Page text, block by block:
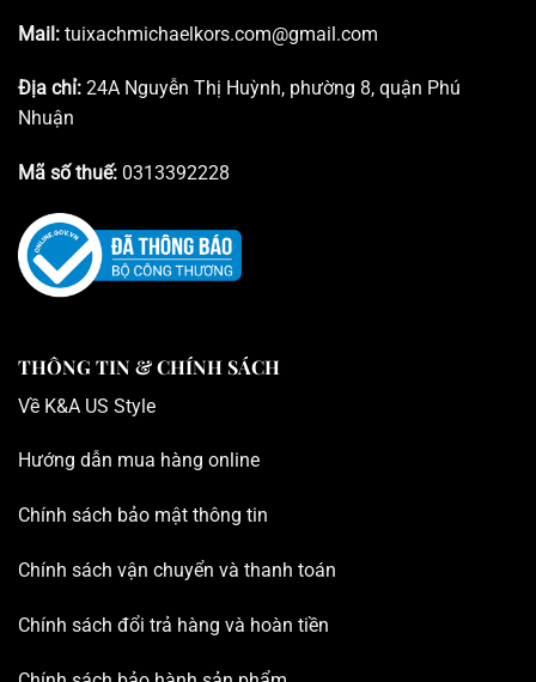
Mail: tuixachmichaelkors.com@gmail.com
Địa chỉ: 24A Nguyễn Thị Huỳnh, phường 8, quận Phú
Nhuận
Mã số thuế: 0313392228
THÔNG TIN & CHÍNH SÁCH
Về K&A US Style
Hướng dẫn mua hàng online
Chính sách bảo mật thông tin
Chính sách vận chuyển và thanh toán
Chính sách đổi trả hàng và hoàn tiền